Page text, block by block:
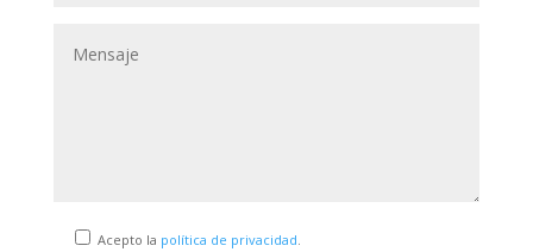
Acepto la política de privacidad.